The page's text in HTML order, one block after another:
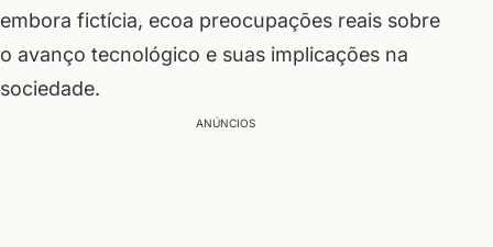
embora fictícia, ecoa preocupações reais sobre
o avanço tecnológico e suas implicações na
sociedade.
ANÚNCIOS